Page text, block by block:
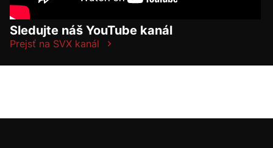
Sledujte náš YouTube kanál
Prejsť na SVX kanál